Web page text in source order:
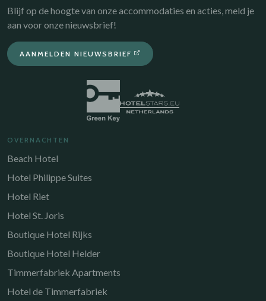
Blijf op de hoogte van onze accommodaties en acties, meld je
aan voor onze nieuwsbrief!
AANMELDEN NIEUWSBRIEF
OVERNACHTEN
Beach Hotel
Hotel Philippe Suites
Hotel Riet
Hotel St. Joris
Boutique Hotel Rijks
Boutique Hotel Helder
Timmerfabriek Apartments
Hotel de Timmerfabriek